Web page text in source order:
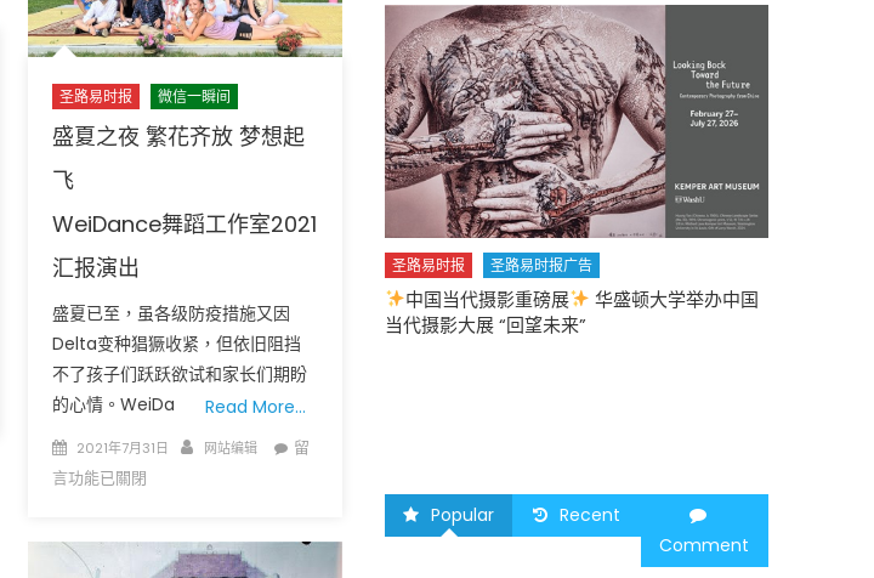
圣路易时报 微信一瞬间
盛夏之夜 繁花齐放 梦想起
飞
WeiDance舞蹈工作室2021
汇报演出
盛夏已至，虽各级防疫措施又因
Delta变种猖獗收紧，但依旧阻挡
不了孩子们跃跃欲试和家长们期盼
的心情。WeiDa
Read More…
Posted
on
2021年7月31日 Author
网站编辑
在
留
言功能已關閉
了解您的数字! 3月21日星期六 上午9点至中午
Grace UM Church 免费健康检查
圣路易时报 圣路易时报广告
中国当代摄影重磅展
华盛顿大学举办中国
当代摄影大展 “回望未来”
Popular
Recent
Comment